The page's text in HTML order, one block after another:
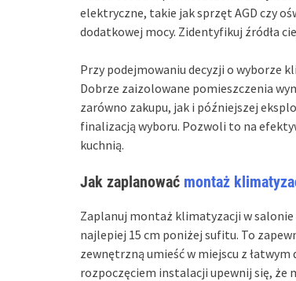
elektryczne, takie jak sprzęt AGD czy
dodatkowej mocy. Zidentyfikuj źródła
Przy podejmowaniu decyzji o wyborze
Dobrze zaizolowane pomieszczenia
zarówno zakupu, jak i późniejszej
finalizacją wyboru. Pozwoli to na
kuchnią.
Jak zaplanować montaż
Zaplanuj montaż klimatyzacji w
najlepiej 15 cm poniżej sufitu. To
zewnętrzną umieść w miejscu z
rozpoczęciem instalacji upewnij się, że